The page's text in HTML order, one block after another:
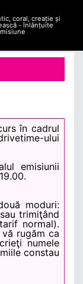
coral, creație și
- înlănțuite
în cadrul
ului
emisiunii
moduri:
trimiţând
normal).
rugăm ca
numele
constau